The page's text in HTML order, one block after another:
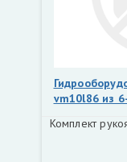
vm10l86 из
Комплект